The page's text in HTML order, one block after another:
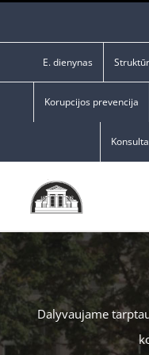
E. dienynas
Korupcijos prevencija
Dalyvaujame